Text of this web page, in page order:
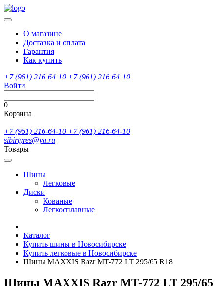
О магазине
Доставка и оплата
Гарантия
Как купить
+7 (961) 216-64-10 +7 (961) 216-64-10
Войти
0
Корзина
+7 (961) 216-64-10 +7 (961) 216-64-10
sibirtyres@ya.ru
Товары
Шины
Легковые
Диски
Кованые
Легкосплавные
Каталог
Купить шины в Новосибирске
Купить легковые в Новосибирске
Шины MAXXIS Razr MT-772 LT 295/65 R18
Шины MAXXIS Razr MT-772 LT 295/65